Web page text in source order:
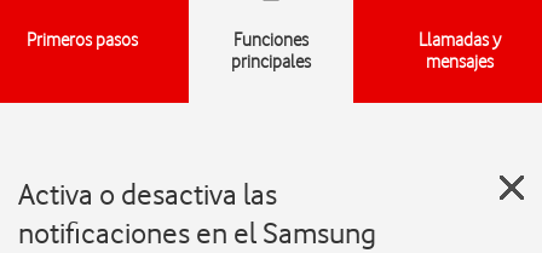
Primeros pasos
Funciones
principales
Llamadas y
mensajes
Activa o desactiva las
notificaciones en el Samsung